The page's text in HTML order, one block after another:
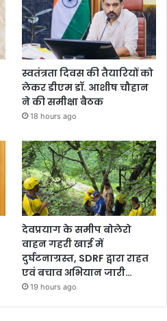
स्वतंत्रता दिवस की तैयारियों को
लेकर डीएम डॉ. आशीष चौहान
ने की समीक्षा बैठक
18 hours ago
देवप्रयाग के समीप बोलेरो
वाहन गहरी खाई में
दुर्घटनाग्रस्त, SDRF द्वारा राहत
एवं बचाव अभियान जारी…
19 hours ago